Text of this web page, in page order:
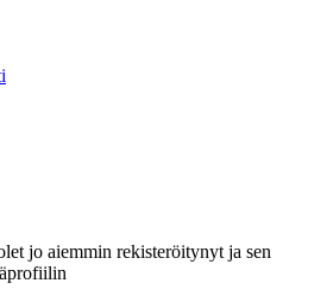
jo aiemmin rekisteröitynyt ja sen